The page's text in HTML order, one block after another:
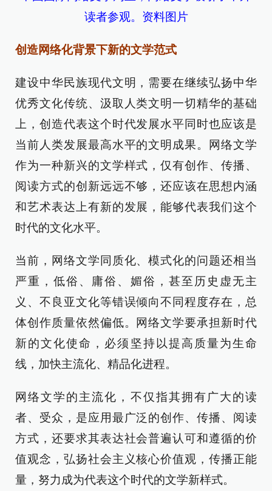
读者参观。资料图片
创造网络化背景下新的文学范式
建设中华民族现代文明，需要在继续弘扬中华
优秀文化传统、汲取人类文明一切精华的基础
上，创造代表这个时代发展水平同时也应该是
当前人类发展最高水平的文明成果。网络文学
作为一种新兴的文学样式，仅有创作、传播、
阅读方式的创新远远不够，还应该在思想内涵
和艺术表达上有新的发展，能够代表我们这个
时代的文化水平。
当前，网络文学同质化、模式化的问题还相当
严重，低俗、庸俗、媚俗，甚至历史虚无主
义、不良亚文化等错误倾向不同程度存在，总
体创作质量依然偏低。网络文学要承担新时代
新的文化使命，必须坚持以提高质量为生命
线，加快主流化、精品化进程。
网络文学的主流化，不仅指其拥有广大的读
者、受众，是应用最广泛的创作、传播、阅读
方式，还要求其表达社会普遍认可和遵循的价
值观念，弘扬社会主义核心价值观，传播正能
量，努力成为代表这个时代的文学新样式。